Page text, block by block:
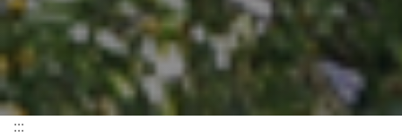
:::